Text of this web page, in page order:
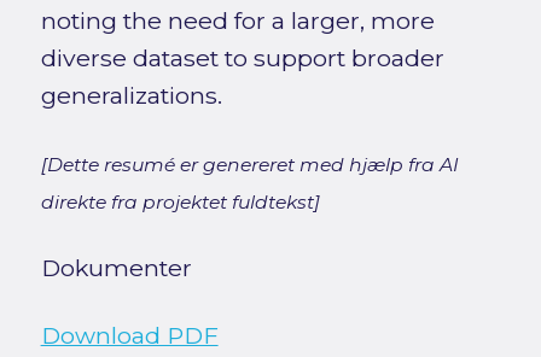
noting the need for a larger, more
diverse dataset to support broader
generalizations.
[Dette resumé er genereret med hjælp fra AI
direkte fra projektet fuldtekst]
Dokumenter
Download PDF